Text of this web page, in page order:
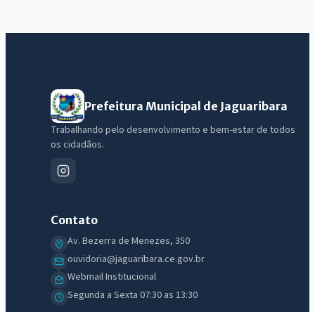
Prefeitura Municipal de Jaguaribara
Trabalhando pelo desenvolvimento e bem-estar de todos
os cidadãos.
Contato
Av. Bezerra de Menezes, 350
ouvidoria@jaguaribara.ce.gov.br
Webmail Institucional
Segunda a Sexta 07:30 as 13:30
IntGest AI